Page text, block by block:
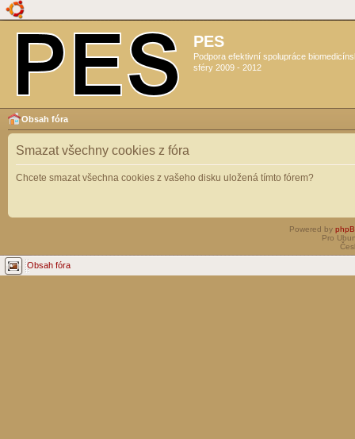
PES
Podpora efektivní spolupráce
sféry 2009 - 2012
Obsah fóra
Smazat všechny cookies z fóra
Chcete smazat všechna cookies z vašeho disku uložená tímto fórem?
Powered by
Pro
Obsah fóra